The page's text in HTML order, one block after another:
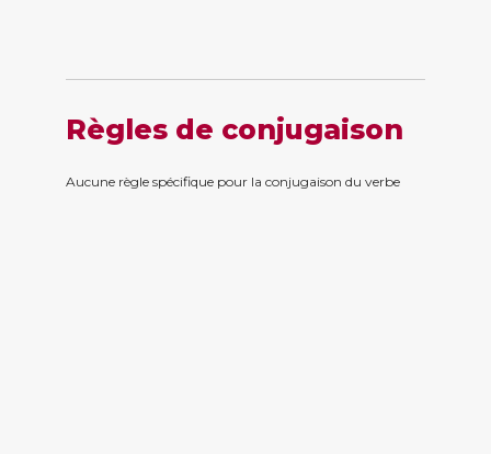
Règles de conjugaison
Aucune règle spécifique pour la conjugaison du verbe